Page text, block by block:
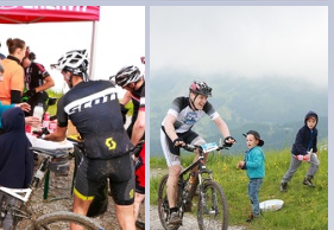
BerGiBike 2016 061